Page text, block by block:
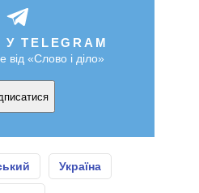
TELEGRAM
від «Слово і діло»
Україна